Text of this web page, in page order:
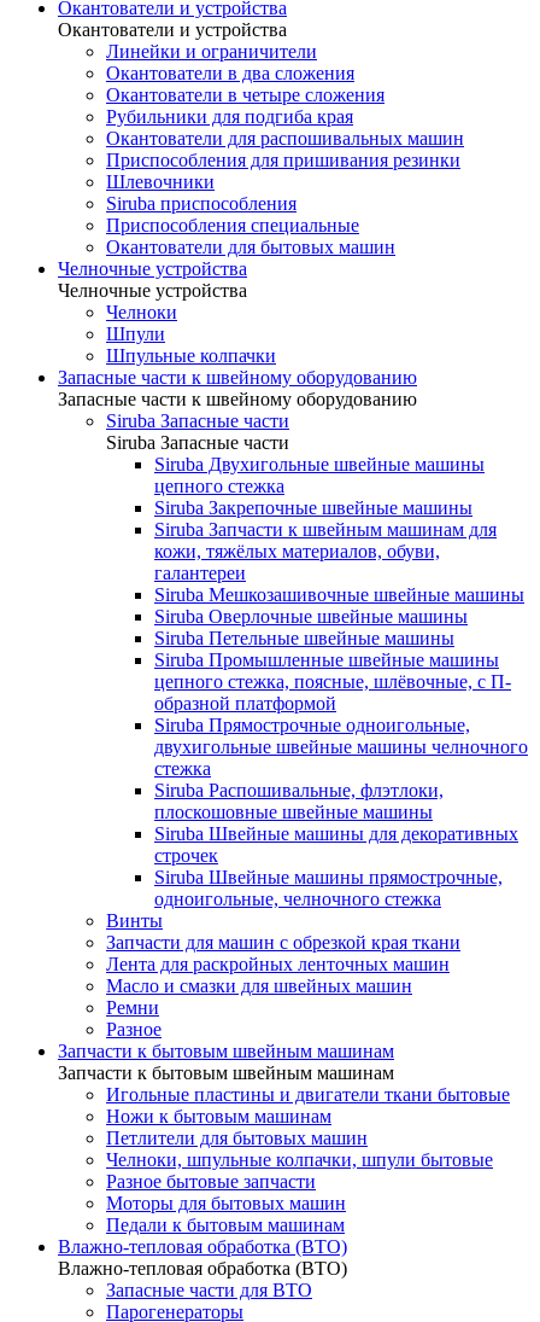
Окантователи и устройства
Окантователи и устройства
Линейки и ограничители
Окантователи в два сложения
Окантователи в четыре сложения
Рубильники для подгиба края
Окантователи для распошивальных машин
Приспособления для пришивания резинки
Шлевочники
Siruba приспособления
Приспособления специальные
Окантователи для бытовых машин
Челночные устройства
Челночные устройства
Челноки
Шпули
Шпульные колпачки
Запасные части к швейному оборудованию
Запасные части к швейному оборудованию
Siruba Запасные части
Siruba Запасные части
Siruba Двухигольные швейные машины
цепного стежка
Siruba Закрепочные швейные машины
Siruba Запчасти к швейным машинам для
кожи, тяжёлых материалов, обуви,
галантереи
Siruba Мешкозашивочные швейные машины
Siruba Оверлочные швейные машины
Siruba Петельные швейные машины
Siruba Промышленные швейные машины
цепного стежка, поясные, шлёвочные, с П-
образной платформой
Siruba Прямострочные одноигольные,
двухигольные швейные машины челночного
стежка
Siruba Распошивальные, флэтлоки,
плоскошовные швейные машины
Siruba Швейные машины для декоративных
строчек
Siruba Швейные машины прямострочные,
одноигольные, челночного стежка
Винты
Запчасти для машин с обрезкой края ткани
Лента для раскройных ленточных машин
Масло и смазки для швейных машин
Ремни
Разное
Запчасти к бытовым швейным машинам
Запчасти к бытовым швейным машинам
Игольные пластины и двигатели ткани бытовые
Ножи к бытовым машинам
Петлители для бытовых машин
Челноки, шпульные колпачки, шпули бытовые
Разное бытовые запчасти
Моторы для бытовых машин
Педали к бытовым машинам
Влажно-тепловая обработка (ВТО)
Влажно-тепловая обработка (ВТО)
Запасные части для ВТО
Парогенераторы